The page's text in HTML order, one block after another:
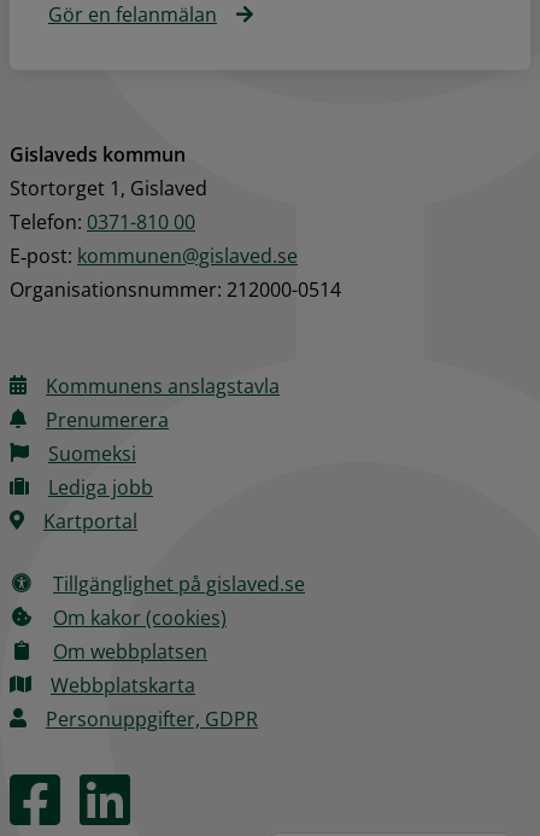
Gör en felanmälan
Gislaveds kommun
Stortorget 1, Gislaved
Telefon: 0371-810 00
E‑post: kommunen@gislaved.se
Organisationsnummer: 212000-0514
Kommunens anslagstavla
Prenumerera
Suomeksi
Lediga jobb
Kartportal
Tillgänglighet på gislaved.se
Om kakor (cookies)
Om webbplatsen
Webbplatskarta
Personuppgifter, GDPR